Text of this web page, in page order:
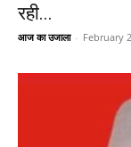
रही...
आज का उजाला - February